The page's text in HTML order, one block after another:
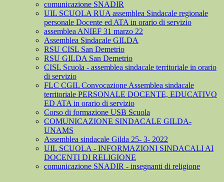
comunicazione SNADIR
UIL SCUOLA RUA assemblea Sindacale regionale
personale Docente ed ATA in orario di servizio
assemblea ANIEF 31 marzo 22
Assemblea Sindacale GILDA
RSU CISL San Demetrio
RSU GILDA San Demetrio
CISL Scuola - assemblea sindacale territoriale in orario
di servizio
FLC CGIL Convocazione Assemblea sindacale
territoriale PERSONALE DOCENTE, EDUCATIVO
ED ATA in orario di servizio
Corso di formazione USB Scuola
COMUNICAZIONE SINDACALE GILDA-
UNAMS
Assemblea sindacale Gilda 25- 3- 2022
UIL SCUOLA - INFORMAZIONI SINDACALI AI
DOCENTI DI RELIGIONE
comunicazione SNADIR - insegnanti di religione